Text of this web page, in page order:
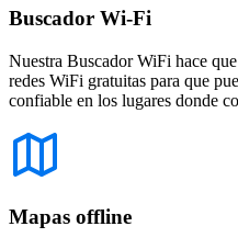
Buscador Wi-Fi
Nuestra Buscador WiFi hace
redes WiFi gratuitas para que
confiable en los lugares donde
Mapas offline